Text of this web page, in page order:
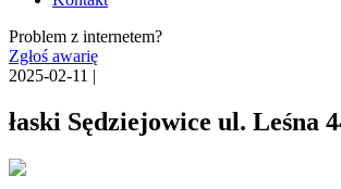
Problem z internetem?
Zgłoś awarię
2025-02-11 |
łaski Sędziejowice ul. Leśna